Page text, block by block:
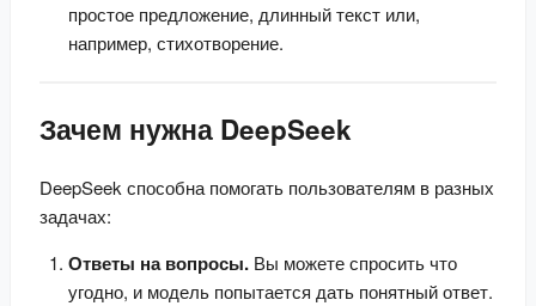
простое предложение, длинный текст или,
например, стихотворение.
Зачем нужна DeepSeek
DeepSeek способна помогать пользователям в разных
задачах:
Ответы на вопросы. Вы можете спросить что
угодно, и модель попытается дать понятный ответ.